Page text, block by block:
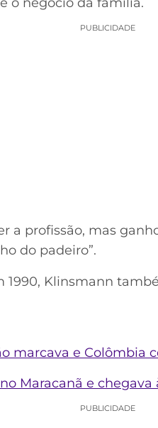
PUBLICIDADE
a profissão, mas
do padeiro”.
Klinsmann
marcava e
Maracanã e
PUBLICIDADE